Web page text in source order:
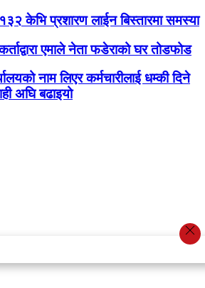
केभि प्रशारण लाईन बिस्तारमा समस्या
एमाले नेता फडेराको घर तोडफोड
नाम लिएर कर्मचारीलाई धम्की दिने
अघि बढाइयो